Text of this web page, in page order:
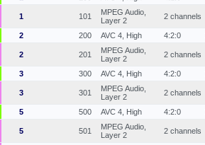
1 101
MPEG Audio,
Layer 2
2 channels
2 200 AVC 4, High 4:2:0
2 201
MPEG Audio,
Layer 2
2 channels
3 300 AVC 4, High 4:2:0
3 301
MPEG Audio,
Layer 2
2 channels
5 500 AVC 4, High 4:2:0
5 501
MPEG Audio,
Layer 2
2 channels